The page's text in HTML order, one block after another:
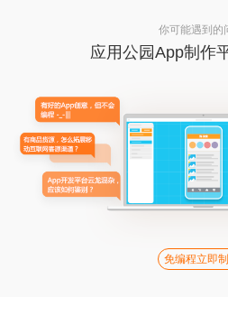
你可能遇到的
应用公园App制作
免编程立即